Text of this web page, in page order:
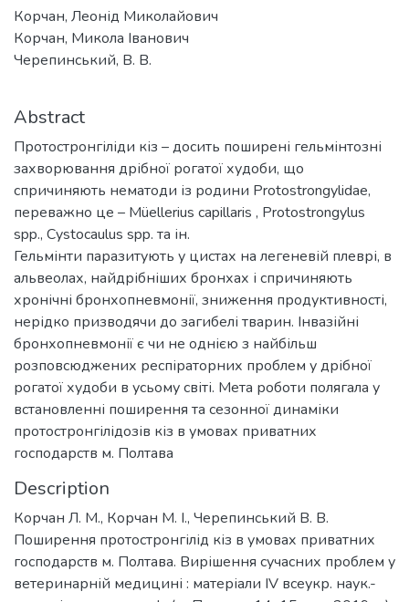
Корчан, Леонід Миколайович
Корчан, Микола Іванович
Черепинський, В. В.
Abstract
Протостронгіліди кіз – досить поширені гельмінтозні
захворювання дрібної рогатої худоби, що
спричиняють нематоди із родини Protostrongylidae,
переважно це – Müellerius capillaris , Protostrongylus
spp., Cystocaulus spp. та ін.
Гельмінти паразитують у цистах на легеневій плеврі, в
альвеолах, найдрібніших бронхах і спричиняють
хронічні бронхопневмонії, зниження продуктивності,
нерідко призводячи до загибелі тварин. Інвазійні
бронхопневмонії є чи не однією з найбільш
розповсюджених респіраторних проблем у дрібної
рогатої худоби в усьому світі. Мета роботи полягала у
встановленні поширення та сезонної динаміки
протостронгілідозів кіз в умовах приватних
господарств м. Полтава
Description
Корчан Л. М., Корчан М. І., Черепинський В. В.
Поширення протостронгілід кіз в умовах приватних
господарств м. Полтава. Вирішення сучасних проблем у
ветеринарній медицині : матеріали ІV всеукр. наук.-